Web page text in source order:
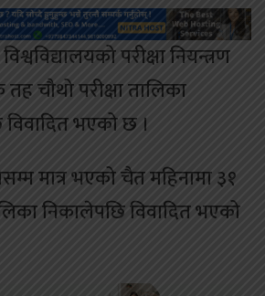
परीक्षा नियन्त्रण
चौथो परीक्षा तालिका
भएको छ ।
मात्र भएको चैत महिनामा ३१
निकालेपछि विवादित भएको